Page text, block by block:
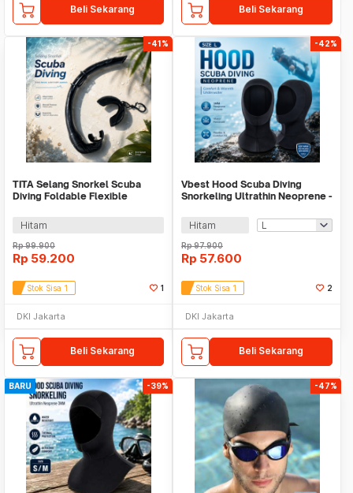
Beli Sekarang Beli Sekarang
-41%
TITA Selang Snorkel Scuba
Diving Foldable Flexible
Hitam
Rp99.900
Rp 59.200
Stok Sisa 1 1
DKI Jakarta
Beli Sekarang
-42%
Vbest Hood Scuba Diving
Snorkeling Ultrathin Neoprene -
Hitam
Rp97.900
Rp 57.600
Stok Sisa 1 2
DKI Jakarta
Beli Sekarang
BARU -39% -47%